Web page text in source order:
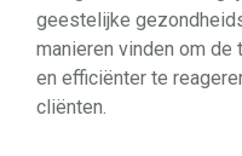
geestelijke
manieren vinden om
en efficiënter te
cliënten.